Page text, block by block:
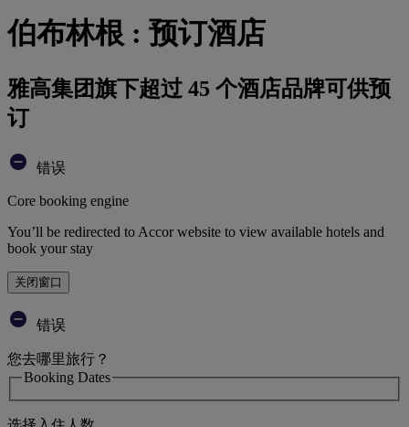
伯布林根 : 预订酒店
雅高集团旗下超过 45 个酒店品牌可供预
订
错误
Core booking engine
You’ll be redirected to Accor website to view available hotels and
book your stay
关闭窗口
错误
您去哪里旅行？
Booking Dates